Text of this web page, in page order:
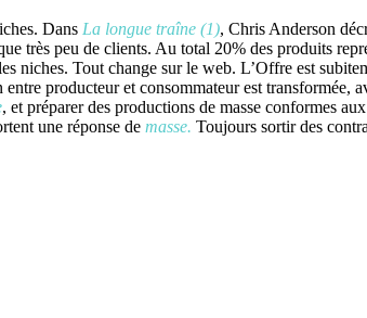
Dans La longue traîne (1), Chris Anderson
très peu de clients. Au total 20% des produits
niches. Tout change sur le web. L’Offre est
producteur et consommateur est
, et préparer des productions de masse conformes
une réponse de masse. Toujours sortir des